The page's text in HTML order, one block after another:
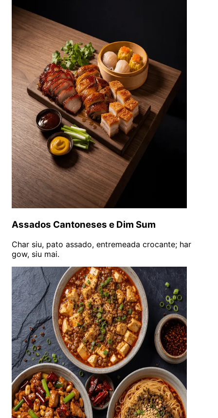
Assados Cantoneses e Dim Sum
Char siu, pato assado, entremeada crocante; har
gow, siu mai.